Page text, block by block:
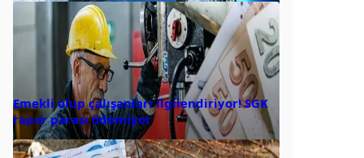
Emekli olup çalışanları ilgilendiriyor! SGK
rapor parası ödemiyor